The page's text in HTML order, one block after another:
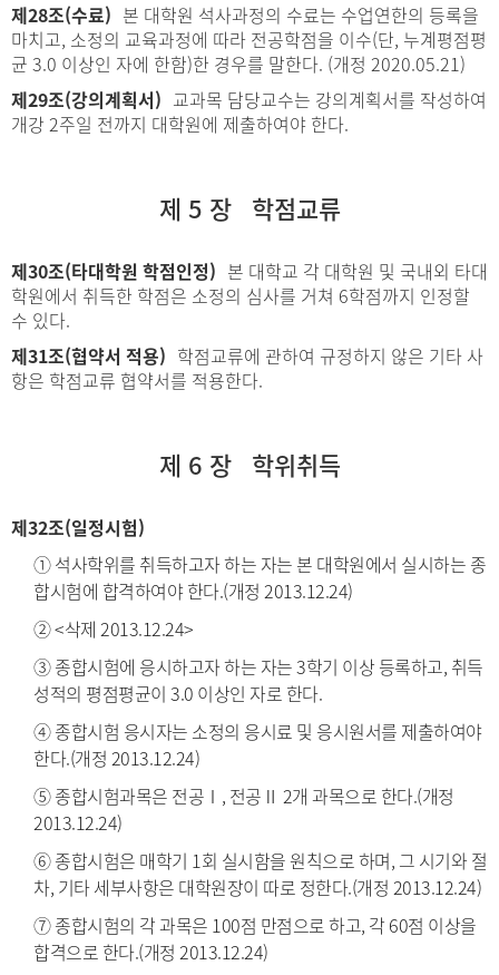
제28조(수료) 본 대학원 석사과정의 수료는 수업연한의 등록을
마치고, 소정의 교육과정에 따라 전공학점을 이수(단, 누계평점평
균 3.0 이상인 자에 한함)한 경우를 말한다. (개정 2020.05.21)
제29조(강의계획서) 교과목 담당교수는 강의계획서를 작성하여
개강 2주일 전까지 대학원에 제출하여야 한다.
제 5 장 학점교류
제30조(타대학원 학점인정) 본 대학교 각 대학원 및 국내외 타대
학원에서 취득한 학점은 소정의 심사를 거쳐 6학점까지 인정할
수 있다.
제31조(협약서 적용) 학점교류에 관하여 규정하지 않은 기타 사
항은 학점교류 협약서를 적용한다.
제 6 장 학위취득
제32조(일정시험)
① 석사학위를 취득하고자 하는 자는 본 대학원에서 실시하는 종
합시험에 합격하여야 한다.(개정 2013.12.24)
② <삭제 2013.12.24>
③ 종합시험에 응시하고자 하는 자는 3학기 이상 등록하고, 취득
성적의 평점평균이 3.0 이상인 자로 한다.
④ 종합시험 응시자는 소정의 응시료 및 응시원서를 제출하여야
한다.(개정 2013.12.24)
⑤ 종합시험과목은 전공Ⅰ, 전공Ⅱ 2개 과목으로 한다.(개정
2013.12.24)
⑥ 종합시험은 매학기 1회 실시함을 원칙으로 하며, 그 시기와 절
차, 기타 세부사항은 대학원장이 따로 정한다.(개정 2013.12.24)
⑦ 종합시험의 각 과목은 100점 만점으로 하고, 각 60점 이상을
합격으로 한다.(개정 2013.12.24)